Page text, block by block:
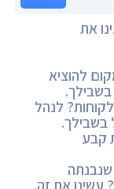
את
להוציא
בשבילך.
לנהל
בשבילך.
קבע
שנבנתה
במחשבה על שנת 2050 ולא על 1950? עשינו את זה.